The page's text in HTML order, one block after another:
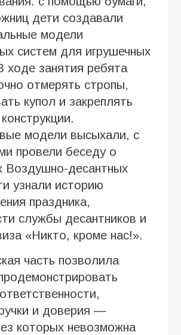
дети создавали
модели
систем для игрушечных
ходе занятия ребята
отмерять стропы,
купол и закреплять
модели высыхали, с
провели беседу о
Воздушно-десантных
узнали историю
праздника,
службы десантников и
«Никто, кроме нас!».
часть позволила
и доверия —
которых невозможна